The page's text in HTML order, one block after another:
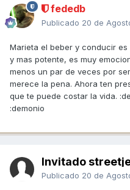
fededb
Publicado 20 de
Marieta el beber y conducir
y mas potente, es muy
menos un par de veces por
merece la pena. Ahora ten
que te puede costar la vida.
:demonio
Invitado
Publicado 20 de